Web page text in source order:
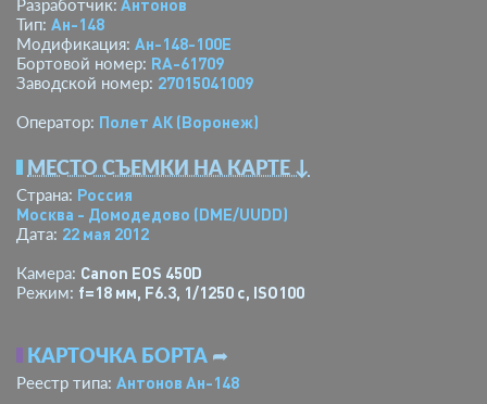
Разработчик:
Тип: Ан-148
Модификация: Ан-148-100Е
Бортовой номер: RA-61709
Заводской номер: 27015041009
Оператор: Полет АК (Воронеж)
МЕСТО СЪЕМКИ НА КАРТЕ ↓
Страна: Россия
Москва - Домодедово (DME/UUDD)
Дата: 22 мая 2012
Камера: Canon EOS 450D
Режим: f=18 мм, F6.3, 1/1250 с, ISO100
КАРТОЧКА БОРТА ➦
Реестр типа: Антонов Ан-148